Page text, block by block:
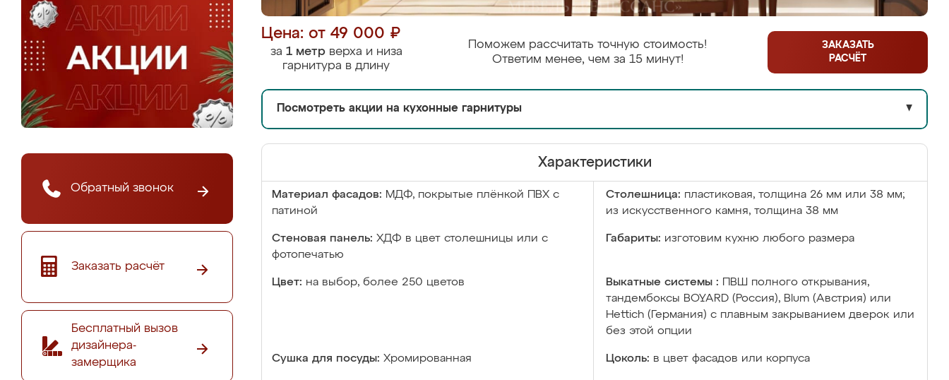
Обратный звонок
Заказать расчёт
Бесплатный вызов
дизайнера-
замерщика
Цена: от 49 000 ₽
за 1 метрверха и низа
гарнитура в длину
Поможем рассчитать точную стоимость!
Ответим менее, чем за 15 минут!
ЗАКАЗАТЬ
РАСЧЁТ
Посмотреть акции на кухонные гарнитуры ▼
Характеристики
Материал фасадов: МДФ, покрытые плёнкой ПВХ с
патиной
Столешница: пластиковая, толщина 26 мм или 38 мм;
из искусственного камня, толщина 38 мм
Стеновая панель: ХДФ в цвет столешницы или с
фотопечатью
Габариты: изготовим кухню любого размера
Цвет: на выбор, более 250 цветов Выкатные системы :
ПВШ полного открывания,
тандембоксы BOYARD (Россия), Blum (Австрия) или
Hettich (Германия) с плавным закрыванием дверок или
без этой опции
Сушка для посуды: Хромированная Цоколь: в цвет фасадов или корпуса